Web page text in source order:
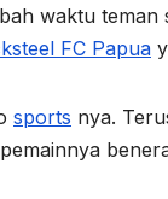
waktu
FC Papua
sports nya.